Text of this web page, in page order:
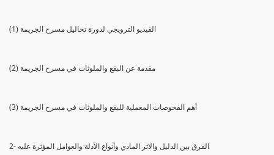
(1) الفيديو الترويجي لدورة تحاليل مسرح الجريمة
(2) مقدمة عن البقع والملوثات في مسرح الجريمة
(3) أهم الفحوصات المعملية للبقع والملوثات في مسرح الجريمة
2- الفرق بين الدليل والاثر المادي وأنواع الأدلة والعوامل المؤثرة عليه